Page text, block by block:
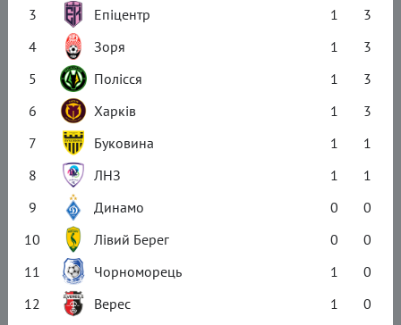
3
Епіцентр 1
3
4
Зоря 1
3
5
Полісся 1
3
6
Харків 1
3
7
Буковина 1
1
8
ЛНЗ 1
1
9
Динамо 0
0
10
Лівий Берег 0
0
11
Чорноморець 1
0
12
Верес 1
0